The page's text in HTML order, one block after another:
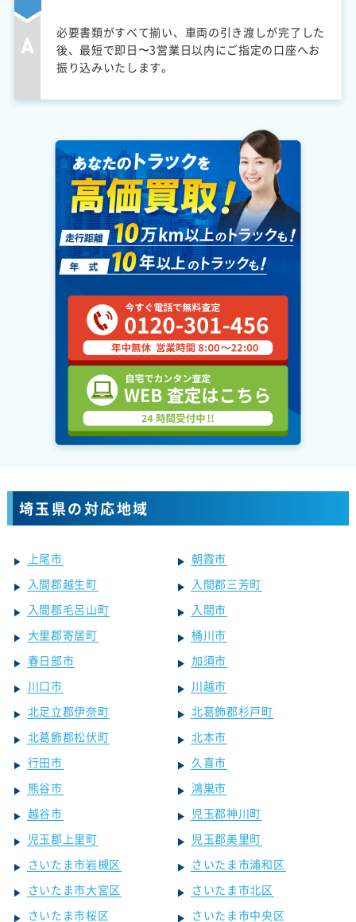
必要書類がすべて揃い、車両の引き渡しが完了した
後、最短で即日〜3営業日以内にご指定の口座へお
振り込みいたします。
埼玉県の対応地域
上尾市
朝霞市
入間郡越生町
入間郡三芳町
入間郡毛呂山町
入間市
大里郡寄居町
桶川市
春日部市
加須市
川口市
川越市
北足立郡伊奈町
北葛飾郡杉戸町
北葛飾郡松伏町
北本市
行田市
久喜市
熊谷市
鴻巣市
越谷市
児玉郡神川町
児玉郡上里町
児玉郡美里町
さいたま市岩槻区
さいたま市浦和区
さいたま市大宮区
さいたま市北区
さいたま市桜区
さいたま市中央区